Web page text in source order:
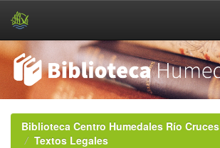
navigationBiblioteca Centro Humedales Río Cruces
Textos Legales